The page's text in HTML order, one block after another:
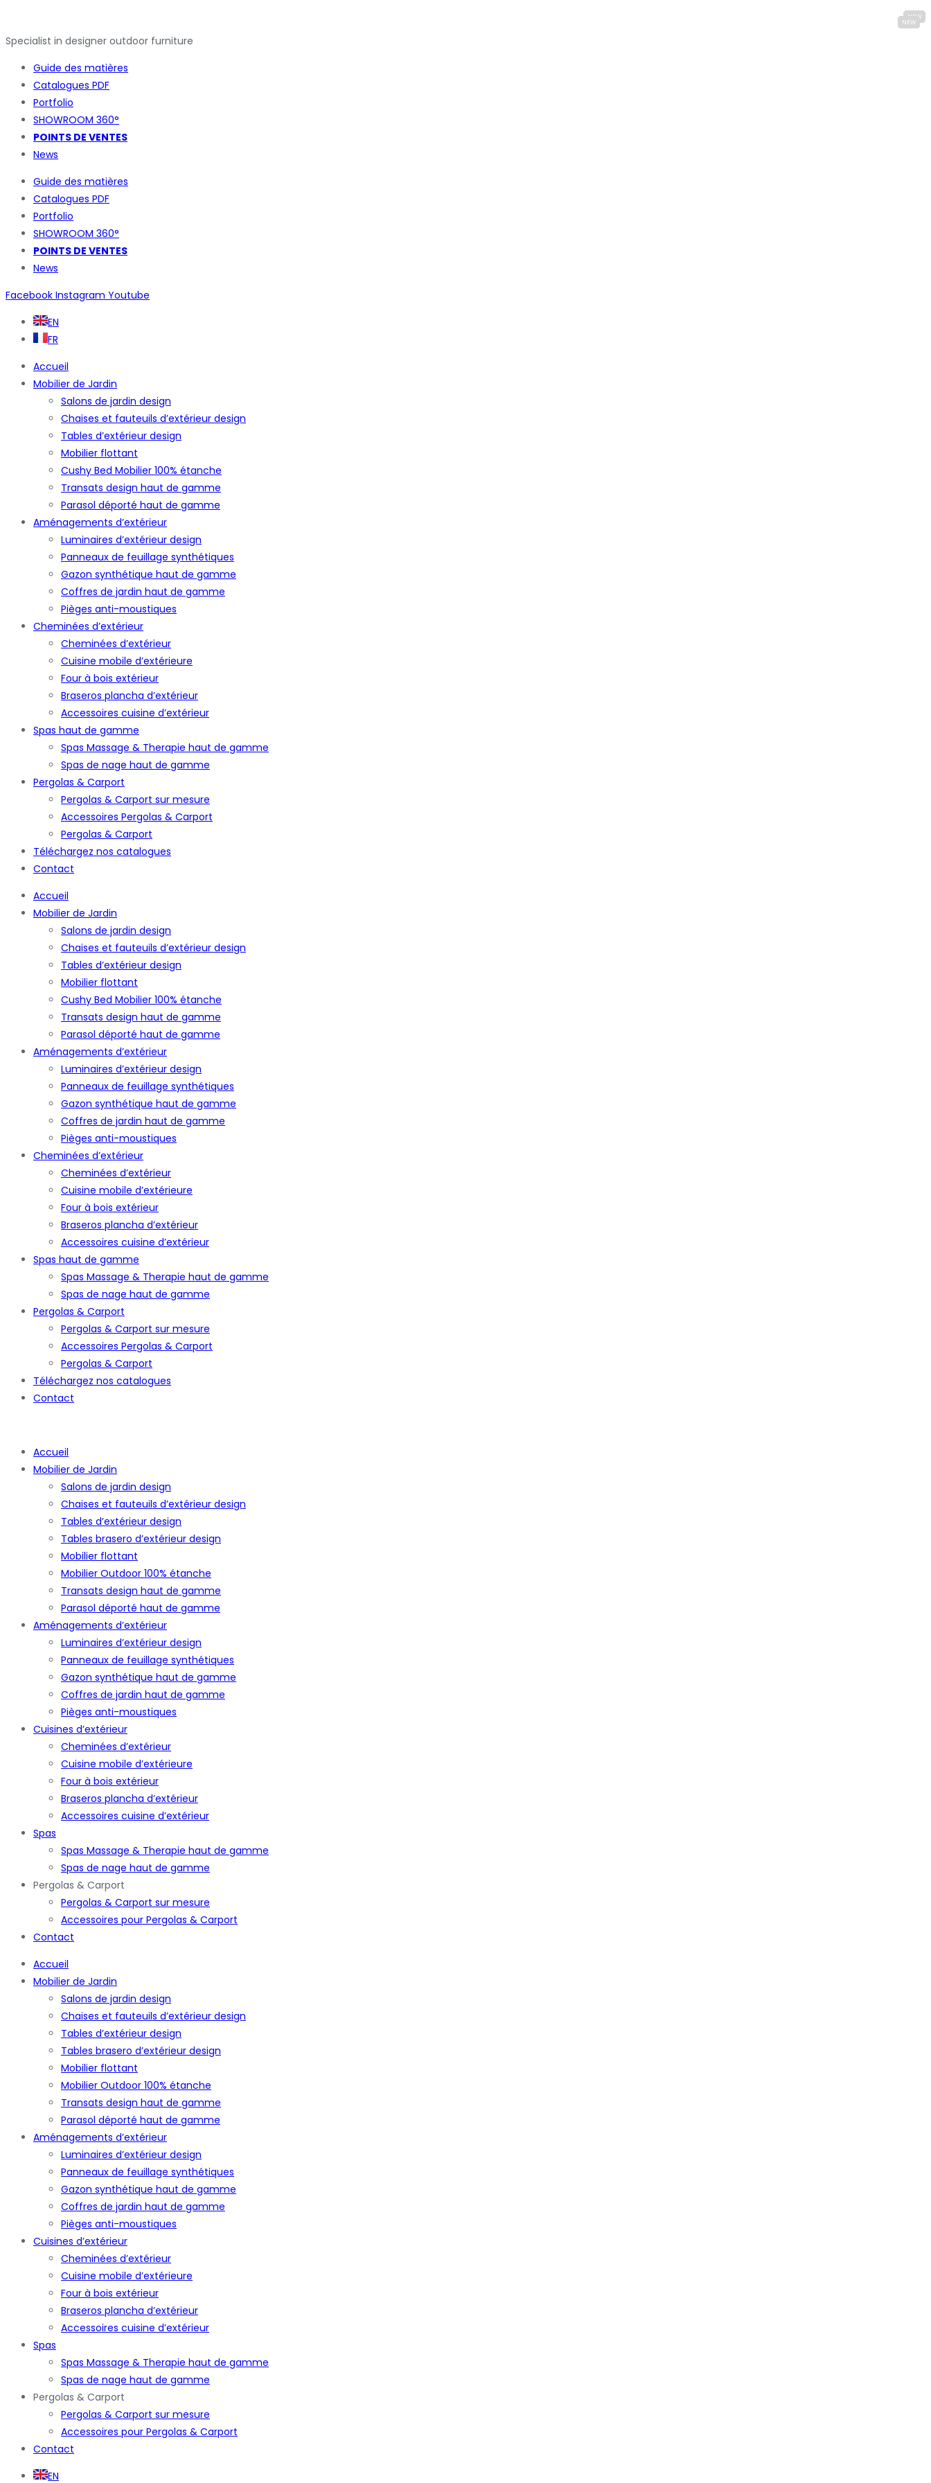
Specialist in designer outdoor furniture
Guide des matières
Catalogues PDF
Portfolio
SHOWROOM 360°
POINTS DE VENTES
News
Guide des matières
Catalogues PDF
Portfolio
SHOWROOM 360°
POINTS DE VENTES
News
Facebook Instagram Youtube
EN
FR
Accueil
Mobilier de Jardin
Salons de jardin design
Chaises et fauteuils d’extérieur design
Tables d’extérieur design
Mobilier flottant
Cushy Bed Mobilier 100% étanche
Transats design haut de gamme
Parasol déporté haut de gamme
Aménagements d’extérieur
Luminaires d’extérieur design
Panneaux de feuillage synthétiques
Gazon synthétique haut de gamme
Coffres de jardin haut de gamme
Pièges anti-moustiques
Cheminées d’extérieur
Cheminées d’extérieur
Cuisine mobile d’extérieure
Four à bois extérieur
Braseros plancha d’extérieur
Accessoires cuisine d’extérieur
Spas haut de gamme
Spas Massage & Therapie haut de gamme
Spas de nage haut de gamme
Pergolas & Carport
Pergolas & Carport sur mesure
Accessoires Pergolas & Carport
Pergolas & Carport
Téléchargez nos catalogues
Contact
Accueil
Mobilier de Jardin
Salons de jardin design
Chaises et fauteuils d’extérieur design
Tables d’extérieur design
Mobilier flottant
Cushy Bed Mobilier 100% étanche
Transats design haut de gamme
Parasol déporté haut de gamme
Aménagements d’extérieur
Luminaires d’extérieur design
Panneaux de feuillage synthétiques
Gazon synthétique haut de gamme
Coffres de jardin haut de gamme
Pièges anti-moustiques
Cheminées d’extérieur
Cheminées d’extérieur
Cuisine mobile d’extérieure
Four à bois extérieur
Braseros plancha d’extérieur
Accessoires cuisine d’extérieur
Spas haut de gamme
Spas Massage & Therapie haut de gamme
Spas de nage haut de gamme
Pergolas & Carport
Pergolas & Carport sur mesure
Accessoires Pergolas & Carport
Pergolas & Carport
Téléchargez nos catalogues
Contact
Accueil
Mobilier de Jardin
Salons de jardin design
Chaises et fauteuils d’extérieur design
Tables d’extérieur design
Tables brasero d’extérieur design
Mobilier flottant
Mobilier Outdoor 100% étanche
Transats design haut de gamme
Parasol déporté haut de gamme
Aménagements d’extérieur
Luminaires d’extérieur design
Panneaux de feuillage synthétiques
Gazon synthétique haut de gamme
Coffres de jardin haut de gamme
Pièges anti-moustiques
Cuisines d’extérieur
Cheminées d’extérieur
Cuisine mobile d’extérieure
Four à bois extérieur
Braseros plancha d’extérieur
Accessoires cuisine d’extérieur
Spas
Spas Massage & Therapie haut de gamme
Spas de nage haut de gamme
Pergolas & Carport
Pergolas & Carport sur mesure
Accessoires pour Pergolas & Carport
Contact
Accueil
Mobilier de Jardin
Salons de jardin design
Chaises et fauteuils d’extérieur design
Tables d’extérieur design
Tables brasero d’extérieur design
Mobilier flottant
Mobilier Outdoor 100% étanche
Transats design haut de gamme
Parasol déporté haut de gamme
Aménagements d’extérieur
Luminaires d’extérieur design
Panneaux de feuillage synthétiques
Gazon synthétique haut de gamme
Coffres de jardin haut de gamme
Pièges anti-moustiques
Cuisines d’extérieur
Cheminées d’extérieur
Cuisine mobile d’extérieure
Four à bois extérieur
Braseros plancha d’extérieur
Accessoires cuisine d’extérieur
Spas
Spas Massage & Therapie haut de gamme
Spas de nage haut de gamme
Pergolas & Carport
Pergolas & Carport sur mesure
Accessoires pour Pergolas & Carport
Contact
EN